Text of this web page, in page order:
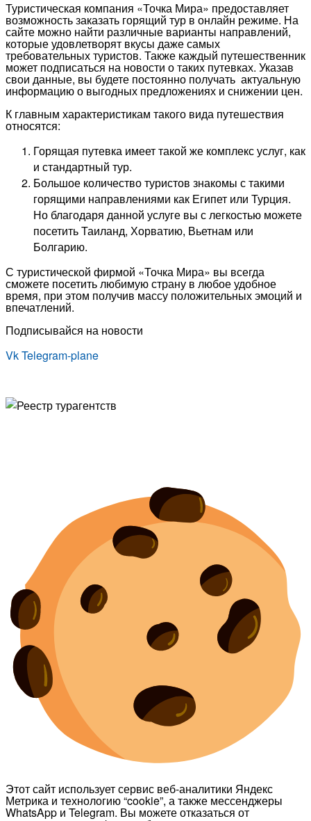
Туристическая компания «Точка Мира» предоставляет
возможность заказать горящий тур в онлайн режиме. На
сайте можно найти различные варианты направлений,
которые удовлетворят вкусы даже самых
требовательных туристов. Также каждый путешественник
может подписаться на новости о таких путевках. Указав
свои данные, вы будете постоянно получать актуальную
информацию о выгодных предложениях и снижении цен.
К главным характеристикам такого вида путешествия
относятся:
Горящая путевка имеет такой же комплекс услуг, как
и стандартный тур.
Большое количество туристов знакомы с такими
горящими направлениями как Египет или Турция.
Но благодаря данной услуге вы с легкостью можете
посетить Таиланд, Хорватию, Вьетнам или
Болгарию.
С туристической фирмой «Точка Мира» вы всегда
сможете посетить любимую страну в любое удобное
время, при этом получив массу положительных эмоций и
впечатлений.
Подписывайся на новости
VkTelegram-plane
Этот сайт использует сервис веб-аналитики Яндекс
Метрика и технологию “cookie”, а также мессенджеры
WhatsApp и Telegram. Вы можете отказаться от